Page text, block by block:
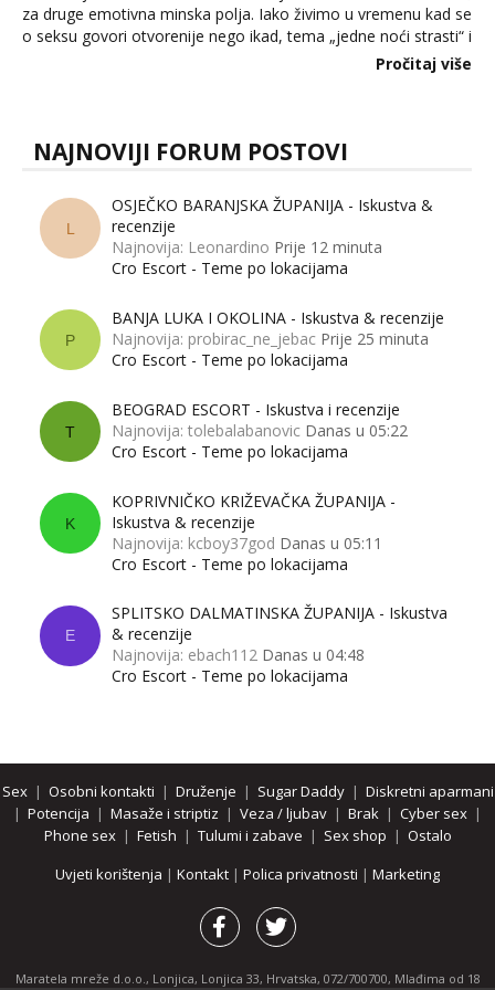
za druge emotivna minska polja. Iako živimo u vremenu kad se
o seksu govori otvorenije nego ikad, tema „jedne noći strasti“ i
dalje izaziva burne rasprave. Što zapravo misle žene, a što
Pročitaj više
NAJNOVIJI FORUM POSTOVI
L
OSJEČKO BARANJSKA ŽUPANIJA - Iskustva &
recenzije
Najnovija: Leonardino Prije 12 minuta
Cro Escort - Teme po lokacijama
P
BANJA LUKA I OKOLINA - Iskustva & recenzije
Najnovija: probirac_ne_jebac Prije 25 minuta
Cro Escort - Teme po lokacijama
T
BEOGRAD ESCORT - Iskustva i recenzije
Najnovija: tolebalabanovic Danas u 05:22
Cro Escort - Teme po lokacijama
K
KOPRIVNIČKO KRIŽEVAČKA ŽUPANIJA -
Iskustva & recenzije
Najnovija: kcboy37god Danas u 05:11
Cro Escort - Teme po lokacijama
E
SPLITSKO DALMATINSKA ŽUPANIJA - Iskustva
& recenzije
Najnovija: ebach112 Danas u 04:48
Cro Escort - Teme po lokacijama
Sex| Osobni kontakti | Druženje | Sugar Daddy| Diskretni aparmani
| Potencija | Masaže i striptiz | Veza / ljubav | Brak | Cyber sex |
Phone sex| Fetish | Tulumi i zabave | Sex shop | Ostalo
Uvjeti korištenja | Kontakt | Polica privatnosti | Marketing
Maratela mreže d.o.o., Lonjica, Lonjica 33, Hrvatska, 072/700700, Mlađima od 18